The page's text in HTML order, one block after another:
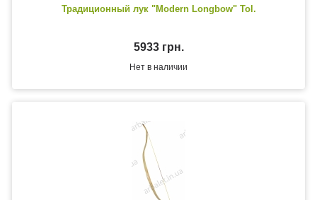
Традиционный лук "Modern Longbow" Tol.
5933 грн.
Нет в наличии